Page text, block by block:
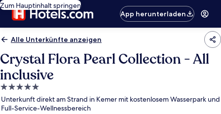
Zum Hauptinhalt springen
App herunterladen
Alle Unterkünfte anzeigen
Crystal Flora Pearl Collection - All
inclusive
5.0-
Sterne-
Unterkunft
Unterkunft direkt am Strand in Kemer mit kostenlosem Wasserpark und
Full-Service-Wellnessbereich